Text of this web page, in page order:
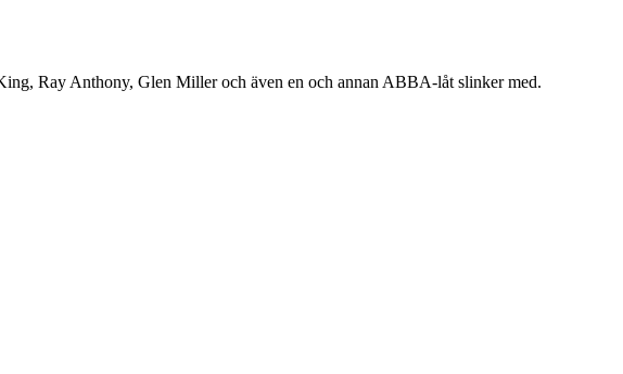
Ray Anthony, Glen Miller och även en och annan ABBA-låt slinker med.